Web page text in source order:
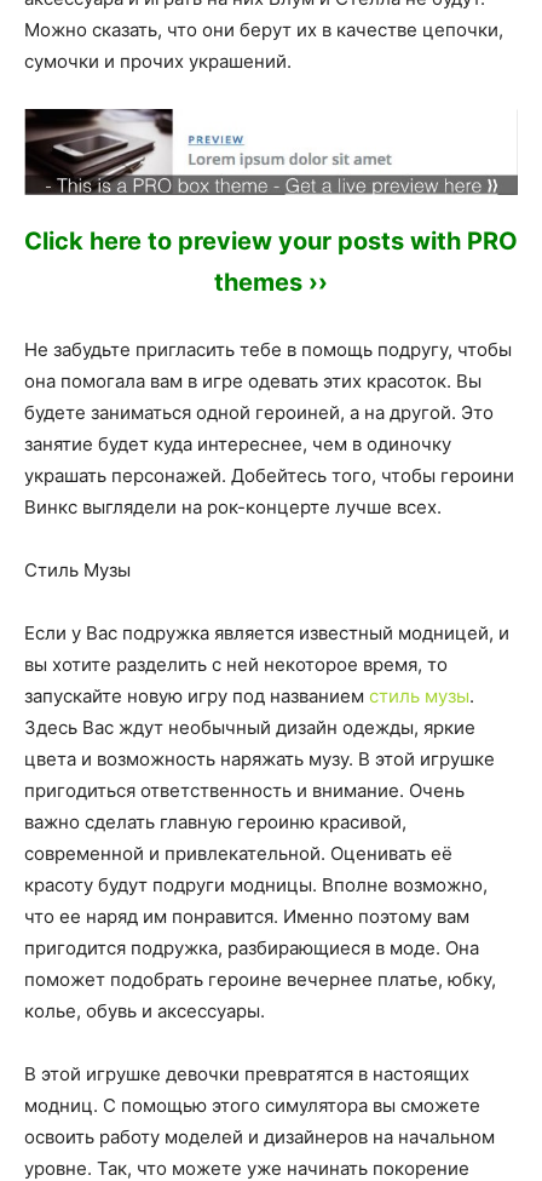
Можно сказать, что они берут их в качестве цепочки,
сумочки и прочих украшений.
Click here to preview your posts with PRO
themes ››
Не забудьте пригласить тебе в помощь подругу, чтобы
она помогала вам в игре одевать этих красоток. Вы
будете заниматься одной героиней, а на другой. Это
занятие будет куда интереснее, чем в одиночку
украшать персонажей. Добейтесь того, чтобы героини
Винкс выглядели на рок-концерте лучше всех.
Стиль Музы
Если у Вас подружка является известный модницей, и
вы хотите разделить с ней некоторое время, то
запускайте новую игру под названием стиль музы.
Здесь Вас ждут необычный дизайн одежды, яркие
цвета и возможность наряжать музу. В этой игрушке
пригодиться ответственность и внимание. Очень
важно сделать главную героиню красивой,
современной и привлекательной. Оценивать её
красоту будут подруги модницы. Вполне возможно,
что ее наряд им понравится. Именно поэтому вам
пригодится подружка, разбирающиеся в моде. Она
поможет подобрать героине вечернее платье, юбку,
колье, обувь и аксессуары.
В этой игрушке девочки превратятся в настоящих
модниц. С помощью этого симулятора вы сможете
освоить работу моделей и дизайнеров на начальном
уровне. Так, что можете уже начинать покорение